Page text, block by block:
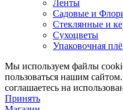
Ленты
Садовые и
Стеклянные и
Сухоцветы
Упаковочная
Мы используем файлы
пользоваться нашим
соглашаетесь на
Принять